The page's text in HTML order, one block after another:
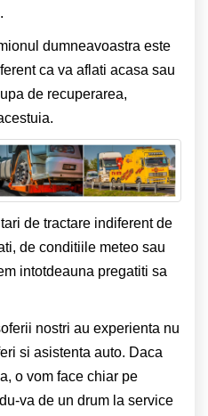
dumneavoastra este
ca va aflati acasa sau
de recuperarea,
de tractare indiferent de
de conditiile meteo sau
intotdeauna pregatiti sa
nostri au experienta nu
si asistenta auto. Daca
o vom face chiar pe
va de un drum la service